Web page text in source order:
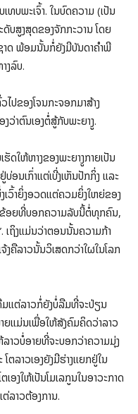
ທບພະເຈົ້າ. ໃນບົດຄວາມ (ເປັນ
ບສູງສຸດຂອງຈັກກະວານ ໂດຍ
ດ ພ້ອມນັ້ນກໍ່ຍັງມີບັນດາຄຳພີ
ງລົບ.
ປຂອງໂຈນກະຈອກມາສ້າງ
ງວ່າຕົນເອງຕໍ່ສູ້ກັບພະຍາງູ.
ດໃຫ້ຫາງຂອງພະຍາງູກາຍເປັນ
ອນເກົ່າແຕ່ເບີ່ງເຫັນປັກກິ່ງ ແລະ
ເວົ້າຍິ່ງອວດແຕ່ຄວມຍິ່ງໃຫຍ່ຂອງ
ຕ່ຂ້ອຍທີ່ບອກຄວາມລັບນີ້ຕໍ່ທຸກຄົນ,
ຖິງແມ່ນວ່າຕອນນັ້ນຄວາມກ້າ
ຄືລາວນັ້ນວິເສດກວ່າໃຜໃນໂລກ
ແຕ່ລາວກໍ່ຍັງບໍ່ລືມທີ່ຈະປ່ຽນ
ຍແມ່ນເພື່ອໃຫ້ສັງຄົມຄິດວ່າລາວ
ລາວບໍ່ອາຍທີ່ຈະບອກວ່າຄວາມມຸ່ງ
ຕລາວເອງຍັງມີຮ່າງເເຍກຢູ່ໃນ
ອງໃຫ້ເປັນໂມເລກູນໃນອາວະກາດ
ລາວຕ້ອງການ.